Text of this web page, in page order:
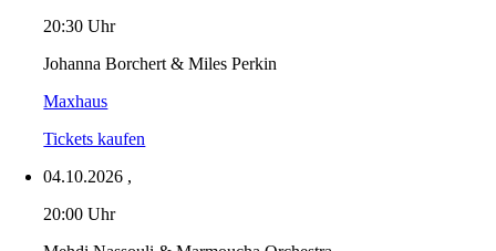
20:30 Uhr
Johanna Borchert & Miles Perkin
Maxhaus
Tickets kaufen
04.10.2026 ,
20:00 Uhr